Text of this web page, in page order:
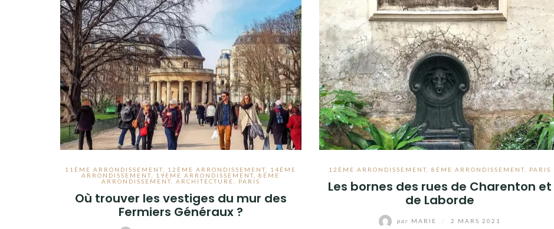
11ÈME ARRONDISSEMENT 12ÈME ARRONDISSEMENT
14ÈME
ARRONDISSEMENT
19ÈME ARRONDISSEMENT ,8ÈME
ARRONDISSEMENT, ARCHITECTURE PARIS
Où trouver les vestiges du mur des
Fermiers Généraux ?
12ÈME ARRONDISSEMENT, 8ÈME ARRONDISSEMENT, PARIS
Les bornes des rues de Charenton et
de Laborde
par MARIE 2 MARS 2021